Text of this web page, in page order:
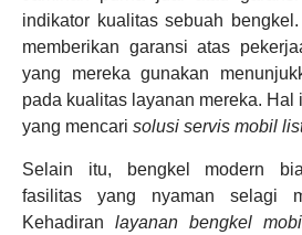
indikator kualitas sebuah
memberikan garansi atas
yang mereka gunakan
pada kualitas layanan mereka. Hal
yang mencari solusi servis mobil
Selain itu, bengkel modern
fasilitas yang nyaman selagi
Kehadiran layanan bengkel